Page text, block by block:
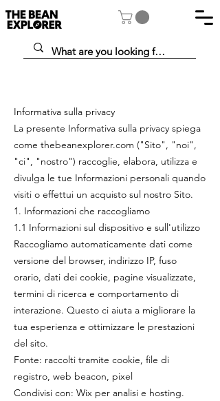
Informativa sulla privacy
La presente Informativa sulla privacy spiega
come thebeanexplorer.com ("Sito", "noi",
"ci", "nostro") raccoglie, elabora, utilizza e
divulga le tue Informazioni personali quando
visiti o effettui un acquisto sul nostro Sito.
1. Informazioni che raccogliamo
1.1 Informazioni sul dispositivo e sull'utilizzo
Raccogliamo automaticamente dati come
versione del browser, indirizzo IP, fuso
orario, dati dei cookie, pagine visualizzate,
termini di ricerca e comportamento di
interazione. Questo ci aiuta a migliorare la
tua esperienza e ottimizzare le prestazioni
del sito.
Fonte: raccolti tramite cookie, file di
registro, web beacon, pixel
Condivisi con: Wix per analisi e hosting.